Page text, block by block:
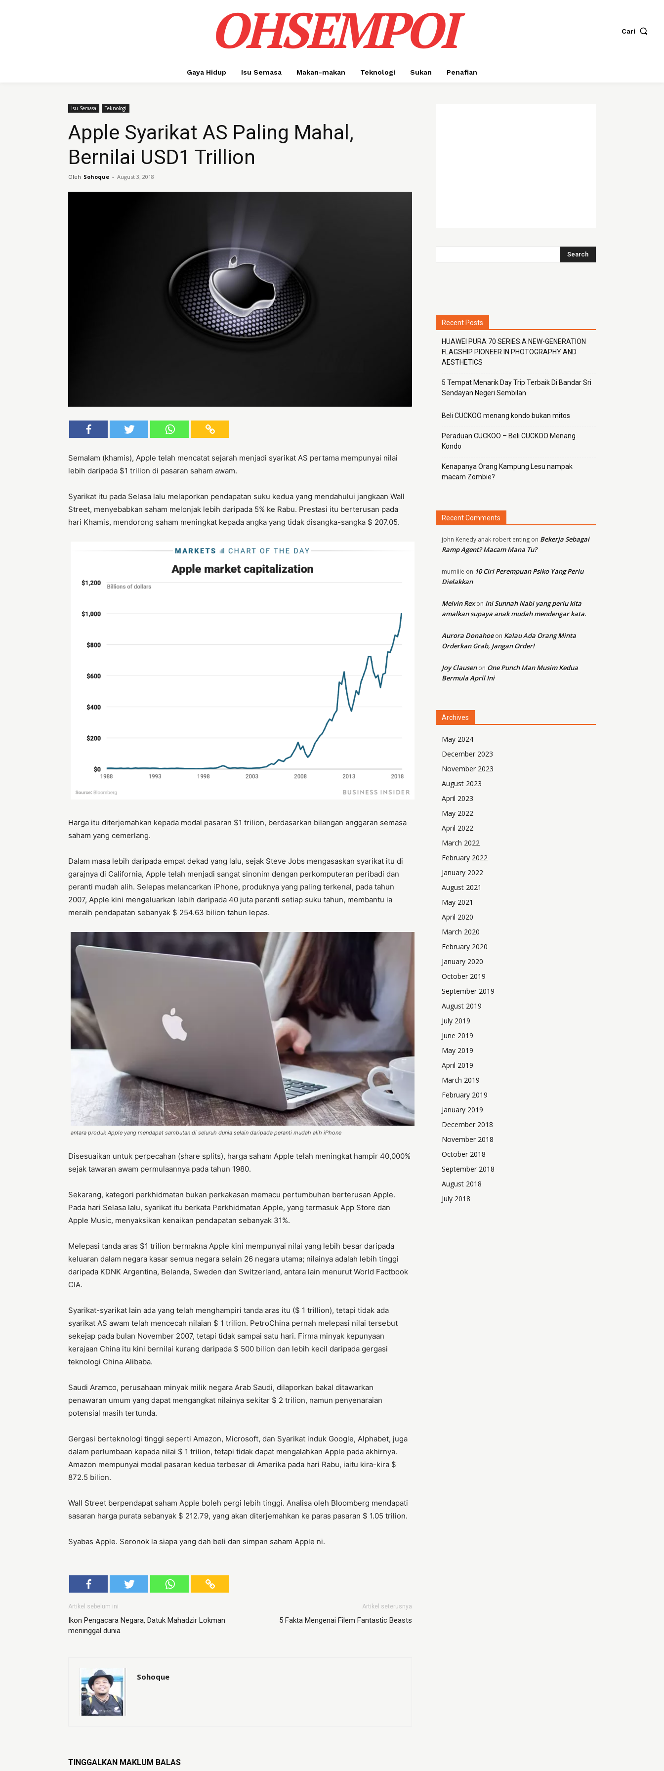
OHSEMPOI Cari
Gaya Hidup Isu Semasa Makan-makan Teknologi Sukan Penafian
Isu Semasa Teknologi
Apple Syarikat AS Paling Mahal,
Bernilai USD1 Trillion
Oleh Sohoque - August 3, 2018
Semalam (khamis), Apple telah mencatat sejarah menjadi syarikat AS pertama mempunyai nilai
lebih daripada $1 trilion di pasaran saham awam.
Syarikat itu pada Selasa lalu melaporkan pendapatan suku kedua yang mendahului jangkaan Wall
Street, menyebabkan saham melonjak lebih daripada 5% ke Rabu. Prestasi itu berterusan pada
hari Khamis, mendorong saham meningkat kepada angka yang tidak disangka-sangka $ 207.05.
Harga itu diterjemahkan kepada modal pasaran $1 trilion, berdasarkan bilangan anggaran semasa
saham yang cemerlang.
Dalam masa lebih daripada empat dekad yang lalu, sejak Steve Jobs mengasaskan syarikat itu di
garajnya di California, Apple telah menjadi sangat sinonim dengan perkomputeran peribadi dan
peranti mudah alih. Selepas melancarkan iPhone, produknya yang paling terkenal, pada tahun
2007, Apple kini mengeluarkan lebih daripada 40 juta peranti setiap suku tahun, membantu ia
meraih pendapatan sebanyak $ 254.63 bilion tahun lepas.
antara produk Apple yang mendapat sambutan di seluruh dunia selain daripada peranti mudah alih iPhone
Disesuaikan untuk perpecahan (share splits), harga saham Apple telah meningkat hampir 40,000%
sejak tawaran awam permulaannya pada tahun 1980.
Sekarang, kategori perkhidmatan bukan perkakasan memacu pertumbuhan berterusan Apple.
Pada hari Selasa lalu, syarikat itu berkata Perkhidmatan Apple, yang termasuk App Store dan
Apple Music, menyaksikan kenaikan pendapatan sebanyak 31%.
Melepasi tanda aras $1 trilion bermakna Apple kini mempunyai nilai yang lebih besar daripada
keluaran dalam negara kasar semua negara selain 26 negara utama; nilainya adalah lebih tinggi
daripada KDNK Argentina, Belanda, Sweden dan Switzerland, antara lain menurut World Factbook
CIA.
Syarikat-syarikat lain ada yang telah menghampiri tanda aras itu ($ 1 trillion), tetapi tidak ada
syarikat AS awam telah mencecah nilaian $ 1 trilion. PetroChina pernah melepasi nilai tersebut
sekejap pada bulan November 2007, tetapi tidak sampai satu hari. Firma minyak kepunyaan
kerajaan China itu kini bernilai kurang daripada $ 500 bilion dan lebih kecil daripada gergasi
teknologi China Alibaba.
Saudi Aramco, perusahaan minyak milik negara Arab Saudi, dilaporkan bakal ditawarkan
penawaran umum yang dapat mengangkat nilainya sekitar $ 2 trilion, namun penyenaraian
potensial masih tertunda.
Gergasi berteknologi tinggi seperti Amazon, Microsoft, dan Syarikat induk Google, Alphabet, juga
dalam perlumbaan kepada nilai $ 1 trilion, tetapi tidak dapat mengalahkan Apple pada akhirnya.
Amazon mempunyai modal pasaran kedua terbesar di Amerika pada hari Rabu, iaitu kira-kira $
872.5 bilion.
Wall Street berpendapat saham Apple boleh pergi lebih tinggi. Analisa oleh Bloomberg mendapati
sasaran harga purata sebanyak $ 212.79, yang akan diterjemahkan ke paras pasaran $ 1.05 trilion.
Syabas Apple. Seronok la siapa yang dah beli dan simpan saham Apple ni.
Artikel sebelum ini
Ikon Pengacara Negara, Datuk Mahadzir Lokman
meninggal dunia
Artikel seterusnya
5 Fakta Mengenai Filem Fantastic Beasts
Sohoque
TINGGALKAN MAKLUM BALAS
Recent Posts
HUAWEI PURA 70 SERIES:A NEW-GENERATION
FLAGSHIP PIONEER IN PHOTOGRAPHY AND
AESTHETICS
5 Tempat Menarik Day Trip Terbaik Di Bandar Sri
Sendayan Negeri Sembilan
Beli CUCKOO menang kondo bukan mitos
Peraduan CUCKOO – Beli CUCKOO Menang
Kondo
Kenapanya Orang Kampung Lesu nampak
macam Zombie?
Recent Comments
john Kenedy anak robert enting on Bekerja Sebagai
Ramp Agent? Macam Mana Tu?
murniiie on 10 Ciri Perempuan Psiko Yang Perlu
Dielakkan
Melvin Rexon Ini Sunnah Nabi yang perlu kita
amalkan supaya anak mudah mendengar kata.
Aurora Donahoeon Kalau Ada Orang Minta
Orderkan Grab, Jangan Order!
Joy Clausenon One Punch Man Musim Kedua
Bermula April Ini
Archives
May 2024
December 2023
November 2023
August 2023
April 2023
May 2022
April 2022
March 2022
February 2022
January 2022
August 2021
May 2021
April 2020
March 2020
February 2020
January 2020
October 2019
September 2019
August 2019
July 2019
June 2019
May 2019
April 2019
March 2019
February 2019
January 2019
December 2018
November 2018
October 2018
September 2018
August 2018
July 2018